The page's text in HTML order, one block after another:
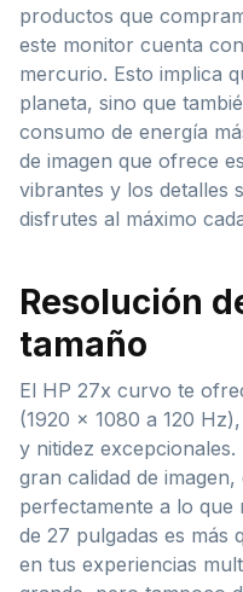
productos que
este monitor cuenta
mercurio. Esto implica
planeta, sino que
consumo de energía
de imagen que ofrece
vibrantes y los detalles
disfrutes al máximo
Resolución
tamaño
El HP 27x curvo te
(1920 x 1080 a 120
y nitidez
gran calidad de
perfectamente a lo que
de 27 pulgadas es más
en tus experiencias